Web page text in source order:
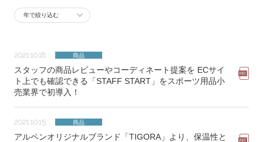
2021.10.18 商品
スタッフの商品レビューやコーディネート提案を ECサイ
ト上でも確認できる「STAFF START」をスポーツ用品小
売業界で初導入！
2021.10.15 商品
アルペンオリジナルブランド「TIGORA」より、保温性と